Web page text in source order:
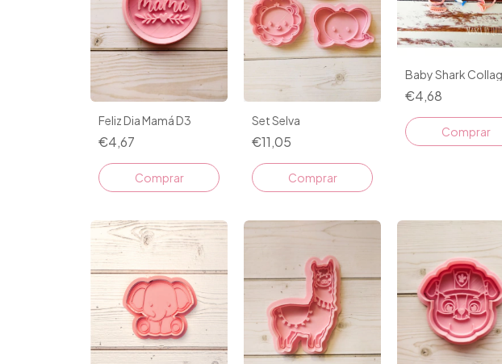
Feliz Dia Mamá D3
€4,67
Comprar
Set Selva
€11,05
Baby Shark
€4,68